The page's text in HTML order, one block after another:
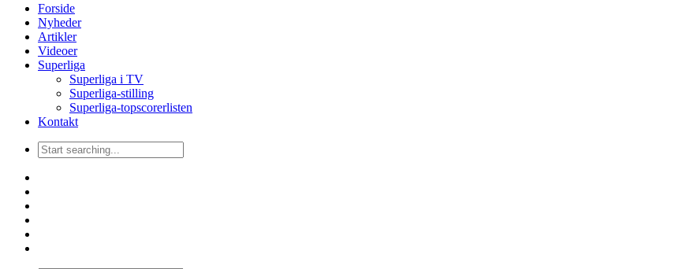
Forside
Nyheder
Artikler
Videoer
Superliga
Superliga i TV
Superliga-stilling
Superliga-topscorerlisten
Kontakt